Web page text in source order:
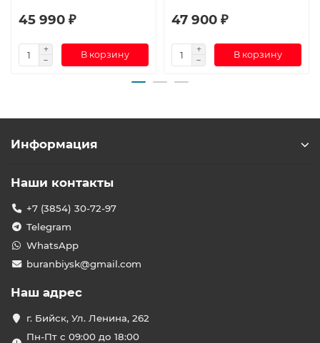
45 990 ₽
В корзину
47 900 ₽
В корзину
Информация
Наши контакты
+7 (3854) 30-72-97
Telegram
WhatsApp
buranbiysk@gmail.com
Наш адрес
г. Бийск, Ул. Ленина, 262
Пн-Пт с 09:00 до 18:00